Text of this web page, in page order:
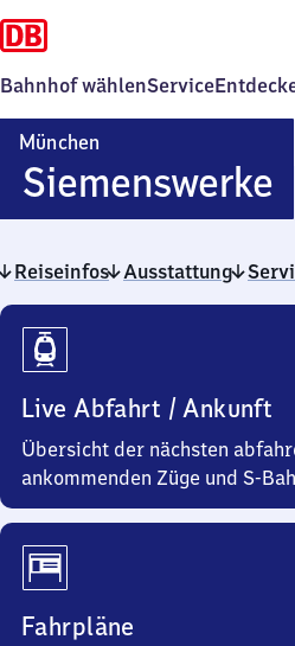
Bahnhof wählenService
München
Siemenswerke
Reiseinfos Ausstattung
Reiseinfos
Live Abfahrt / Ankunft
Übersicht der nächsten
ankommenden Züge und S-
Fahrpläne